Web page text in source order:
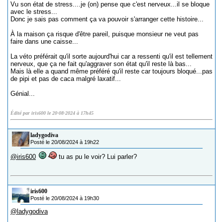
Vu son état de stress....je (on) pense que c'est nerveux...il se bloque
avec le stress...
Donc je sais pas comment ça va pouvoir s'arranger cette histoire...
À la maison ça risque d'être pareil, puisque monsieur ne veut pas
faire dans une caisse...
La véto préférait qu'il sorte aujourd'hui car a ressenti qu'il est tellement
nerveux, que ça ne fait qu'aggraver son état qu'il reste là bas...
Mais là elle a quand même préféré qu'il reste car toujours bloqué...pas
de pipi et pas de caca malgré laxatif...
Génial...
Édité par iris600 le 20-08-2024 à 17h45
ladygodiva
Posté le 20/08/2024 à 19h22
@iris600 tu as pu le voir? Lui parler?
iris600
Posté le 20/08/2024 à 19h30
@ladygodiva